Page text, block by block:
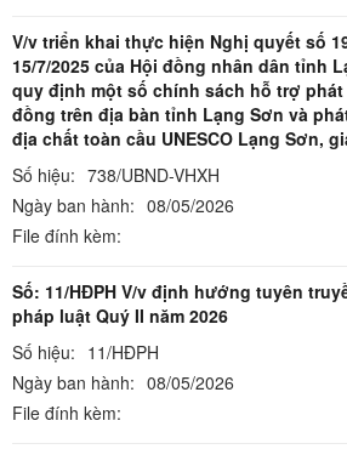
V/v triển khai thực hiện Nghị quyết số
15/7/2025 của Hội đồng nhân dân tỉnh
quy định một số chính sách hỗ trợ
đồng trên địa bàn tỉnh Lạng Sơn và
địa chất toàn cầu UNESCO Lạng Sơn,
Số hiệu: 738/UBND-VHXH
Ngày ban hành: 08/05/2026
File đính kèm:
Số: 11/HĐPH V/v định hướng tuyên
pháp luật Quý II năm 2026
Số hiệu: 11/HĐPH
Ngày ban hành: 08/05/2026
File đính kèm: